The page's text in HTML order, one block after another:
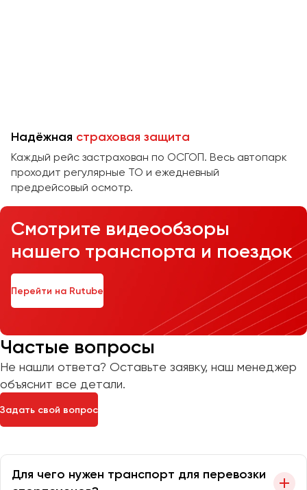
Надёжная страховая защита
Каждый рейс застрахован по ОСГОП. Весь автопарк
проходит регулярные ТО и ежедневный
предрейсовый осмотр.
Смотрите видеообзоры
нашего транспорта и поездок
Перейти на Rutube
Частые вопросы
Не нашли ответа? Оставьте заявку, наш менеджер
объяснит все детали.
Задать свой вопрос
Для чего нужен транспорт для перевозки